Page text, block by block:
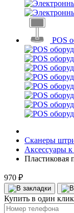
POS
Сканеры
Аксессуары
Пластиковая
970 ₽
Купить в один клик